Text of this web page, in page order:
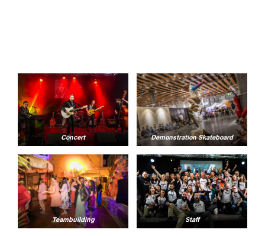
Concert Demonstration Skateboard
Teambuilding Staff